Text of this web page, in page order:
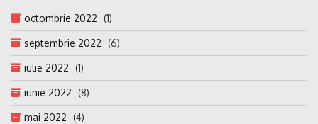
octombrie 2022 (1)
septembrie 2022 (6)
iulie 2022 (1)
iunie 2022 (8)
mai 2022 (4)